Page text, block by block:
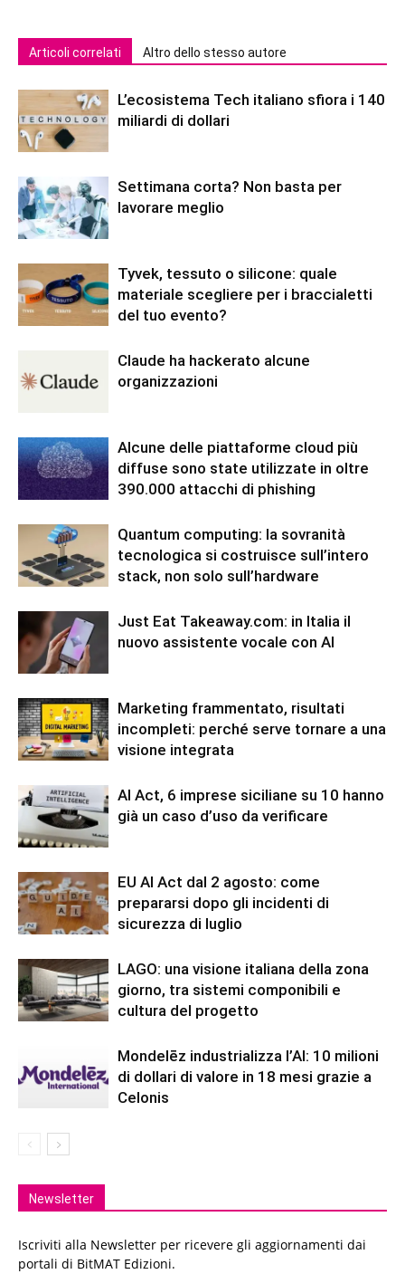
Articoli correlati Altro dello stesso autore
L’ecosistema Tech italiano sfiora i 140
miliardi di dollari
Settimana corta? Non basta per
lavorare meglio
Tyvek, tessuto o silicone: quale
materiale scegliere per i braccialetti
del tuo evento?
Claude ha hackerato alcune
organizzazioni
Alcune delle piattaforme cloud più
diffuse sono state utilizzate in oltre
390.000 attacchi di phishing
Quantum computing: la sovranità
tecnologica si costruisce sull’intero
stack, non solo sull’hardware
Just Eat Takeaway.com: in Italia il
nuovo assistente vocale con AI
Marketing frammentato, risultati
incompleti: perché serve tornare a una
visione integrata
AI Act, 6 imprese siciliane su 10 hanno
già un caso d’uso da verificare
EU AI Act dal 2 agosto: come
prepararsi dopo gli incidenti di
sicurezza di luglio
LAGO: una visione italiana della zona
giorno, tra sistemi componibili e
cultura del progetto
Mondelēz industrializza l’AI: 10 milioni
di dollari di valore in 18 mesi grazie a
Celonis
Newsletter
Iscriviti alla Newsletter per ricevere gli aggiornamenti dai
portali di BitMAT Edizioni.